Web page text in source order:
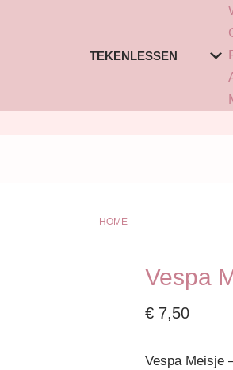
TEKENLESSEN
HOME
Vespa
€ 7,50
Vespa Meisje